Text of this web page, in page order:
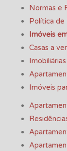
Normas e
Política de
Imóveis
Casas a
Imóveis